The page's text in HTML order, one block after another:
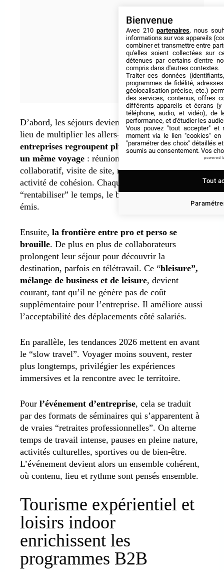
D’abord, les séjours deviennent plus denses. Au
lieu de multiplier les allers-retours, les
entreprises regroupent plusieurs objectifs dans
un même voyage : réunion stratégique, atelier
collaboratif, visite de site, rendez-vous clients et
activité de cohésion. Chaque déplacement doit
“rentabiliser” le temps, le budget… et le CO₂
émis.
Ensuite, la frontière entre pro et perso se
brouille. De plus en plus de collaborateurs
prolongent leur séjour pour découvrir la
destination, parfois en télétravail. Ce “bleisure”,
mélange de business et de leisure, devient
courant, tant qu’il ne génère pas de coût
supplémentaire pour l’entreprise. Il améliore aussi
l’acceptabilité des déplacements côté salariés.
En parallèle, les tendances 2026 mettent en avant
le “slow travel”. Voyager moins souvent, rester
plus longtemps, privilégier les expériences
immersives et la rencontre avec le territoire.
Pour l’événement d’entreprise, cela se traduit
par des formats de séminaires qui s’apparentent à
de vraies “retraites professionnelles”. On alterne
temps de travail intense, pauses en pleine nature,
activités culturelles, sportives ou de bien-être.
L’événement devient alors un ensemble cohérent,
où contenu, lieu et rythme sont pensés ensemble.
Tourisme expérientiel et
loisirs indoor
enrichissent les
programmes B2B
Bienvenue
Avec 210 partenaires, nous
informations sur vos appareils
combiner et transmettre entre
qu'elles soient collectées sur
détenues par certains d'entre
compris dans d'autres contextes.
Traiter ces données
programmes de fidélité,
géolocalisation précise, etc.)
des services, contenus, offres
différents appareils et écrans (y
téléphone, audio, et vidéo), de
performance, et d'étudier les
Vous pouvez "tout accepter" et
moment via le lien "cookies" en
"paramétrer des choix" détaillés
soumis au consentement. Vos
powered
Tout